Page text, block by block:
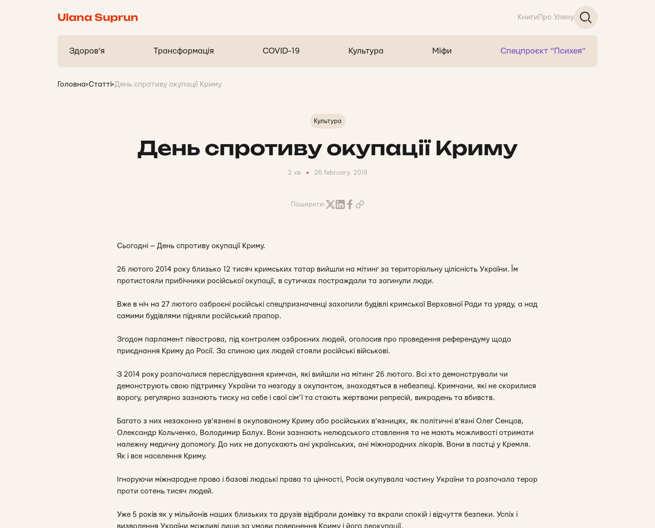
Ulana Suprun Книги Про Уляну
Здоров’я Трансформація COVID-19 Культура Міфи Спецпроєкт “Психея”
Головна>Статті>День спротиву окупації Криму
Культура
День спротиву окупації Криму
2 хв 26 february, 2019
Поширити:
Сьогодні — День спротиву окупації Криму.
26 лютого 2014 року близько 12 тисяч кримських татар вийшли на мітинг за територіальну цілісність України. Їм
протистояли прибічники російської окупації, в сутичках постраждали та загинули люди.
Вже в ніч на 27 лютого озброєні російські спецпризначенці захопили будівлі кримської Верховної Ради та уряду, а над
самими будівлями підняли російський прапор.
Згодом парламент півострова, під контролем озброєних людей, оголосив про проведення референдуму щодо
приєднання Криму до Росії. За спиною цих людей стояли російські військові.
З 2014 року розпочалися переслідування кримчан, які вийшли на мітинг 26 лютого. Всі хто демонстрували чи
демонструють свою підтримку України та незгоду з окупантом, знаходяться в небезпеці. Кримчани, які не скорилися
ворогу, регулярно зазнають тиску на себе і свої сім’ї та стають жертвами репресій, викрадень та вбивств.
Багато з них незаконно ув’язнені в окупованому Криму або російських в’язницях, як політичні в’язні Олег Сенцов,
Олександр Кольченко, Володимир Балух. Вони зазнають нелюдського ставлення та не мають можливості отримати
належну медичну допомогу. До них не допускають ані українських, ані міжнародних лікарів. Вони в пастці у Кремля.
Як і все населення Криму.
Ігноруючи міжнародне право і базові людські права та цінності, Росія окупувала частину України та розпочала терор
проти сотень тисяч людей.
Уже 5 років як у мільйонів наших близьких та друзів відібрали домівку та вкрали спокій і відчуття безпеки. Успіх і
визволення України можливі лише за умови повернення Криму і його деокупації.